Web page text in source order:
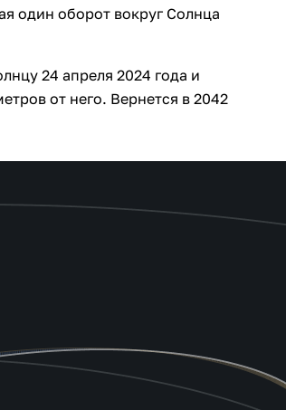
один оборот вокруг Солнца
24 апреля 2024 года и
от него. Вернется в 2042